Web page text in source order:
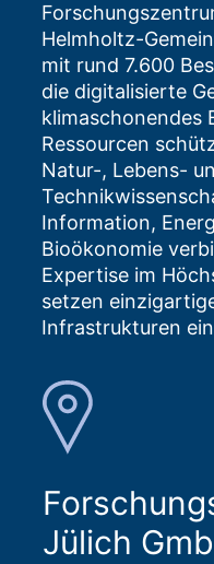
Helmholtz-
mit rund 7.600
die digitalisierte
klimaschonendes
Ressourcen
Natur-, Lebens-
Information,
Bioökonomie
Expertise im
setzen
Infrastrukturen
Jülich